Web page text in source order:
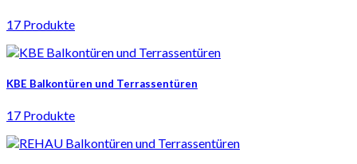
17 Produkte
KBE Balkontüren und Terrassentüren
17 Produkte